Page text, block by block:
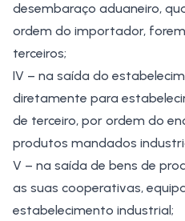
desembaraço aduaneiro,
ordem do importador,
terceiros;
IV – na saída do
diretamente para
de terceiro, por ordem do
produtos mandados
V – na saída de bens de
as suas cooperativas,
estabelecimento industrial;